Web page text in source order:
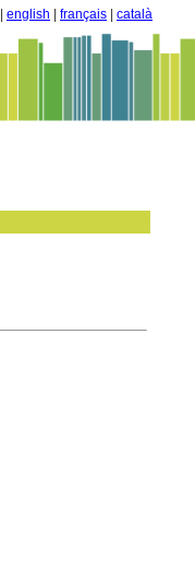
english français català